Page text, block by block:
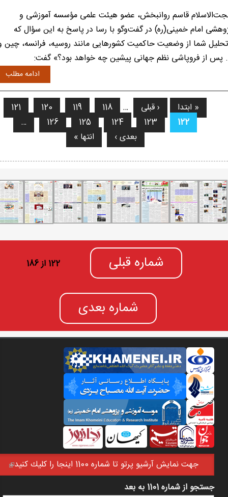
قاسم روانبخش، عضو هیئت علمی مؤسسه آموزشی و
امام خمینی(ره) در گفت‌و‌گو با رسا در پاسخ به این سؤال که
شما از وضعیت حاکمیت کشور‌هایی مانند روسیه، فرانسه، چین
پس از فروپاشی نظم جهانی پیشین چه خواهد بود؟» گفت:
ادامه مطلب
« ابتدا ‹ قبلی …
118
119
120
121
122
123
124
125
126
…
بعدی ›
انتها »
شماره قبلی 122 از 186
شماره بعدی
جهت نمايش آرشيو پرتو تا شماره 1100 اينجا را كليك كنيد
جستجو از شماره 1101 به بعد